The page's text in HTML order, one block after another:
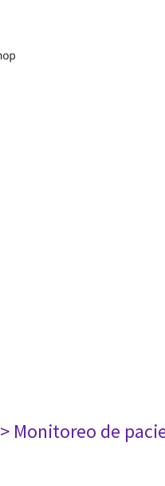
> Monitoreo de